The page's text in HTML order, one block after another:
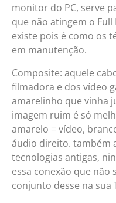
monitor do PC, serve
que não atingem o
existe pois é como os
em manutenção.
Composite: aquele
filmadora e dos vídeo
amarelinho que vinha
imagem ruim é só
amarelo = vídeo,
áudio direito. também
tecnologias antigas,
essa conexão que não
conjunto desse na sua